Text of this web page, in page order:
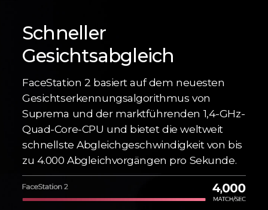
Schneller
Gesichtsabgleich
FaceStation 2 basiert auf dem neuesten
Gesichtserkennungsalgorithmus von
Suprema und der marktführenden 1,4-GHz-
Quad-Core-CPU und bietet die weltweit
schnellste Abgleichgeschwindigkeit von bis
zu 4.000 Abgleichvorgängen pro Sekunde.